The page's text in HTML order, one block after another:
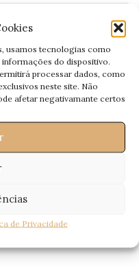
usamos tecnologias como
do dispositivo.
processar dados, como
neste site. Não
afetar negativamante certos
de Privacidade
áreas.
(tradicionalmente